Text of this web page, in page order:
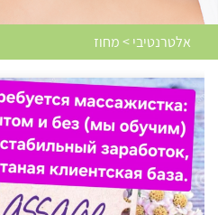
אלטרנטיבי > מחוז